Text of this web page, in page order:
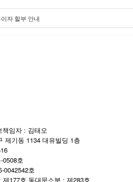
자 할부 안내
임자 : 김태오
제기동 1134 대유빌딩 1층
0508호
0042542호
177호 동대문소분 : 제283호